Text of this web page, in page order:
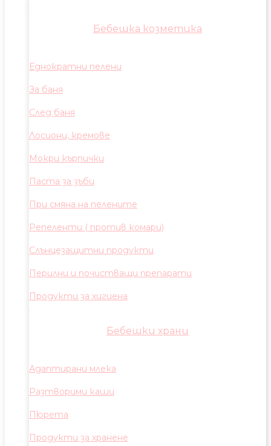
Бебешка козметика
Еднократни пелени
За баня
След баня
Лосиони, кремове
Мокри кърпички
Паста за зъби
При смяна на пелените
Репеленти ( против комари)
Слънцезащитни продукти
Перилни и почистващи препарати
Продукти за хигиена
Бебешки храни
Адаптирани млека
Разтворими каши
Пюрета
Продукти за хранене